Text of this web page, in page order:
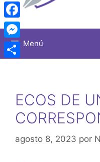
Menú
ECOS DE
agosto 8, 2023 por
WhatsApp
Facebook
Messenger